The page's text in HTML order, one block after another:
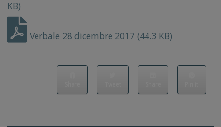
KB)
Verbale 28 dicembre 2017 (44.3 KB)